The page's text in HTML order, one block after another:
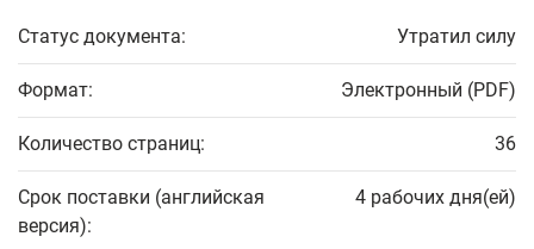
Статус документа: Утратил силу
Формат: Электронный (PDF)
Количество страниц: 36
Срок поставки (английская
версия):
4 рабочих дня(ей)